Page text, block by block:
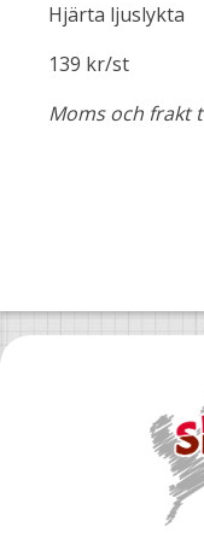
Hjärta ljuslykta
139 kr/st
Moms och frakt